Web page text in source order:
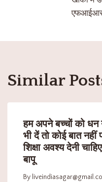
Similar
हम अपने बच्चों को धन
भी दें तो कोई बात नहीं
शिक्षा अवश्य देनी
बापू
By